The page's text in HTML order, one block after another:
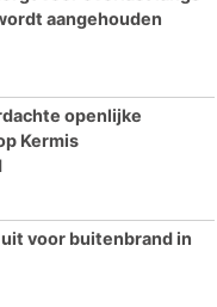
aangehouden
openlijke
Kermis
voor buitenbrand in